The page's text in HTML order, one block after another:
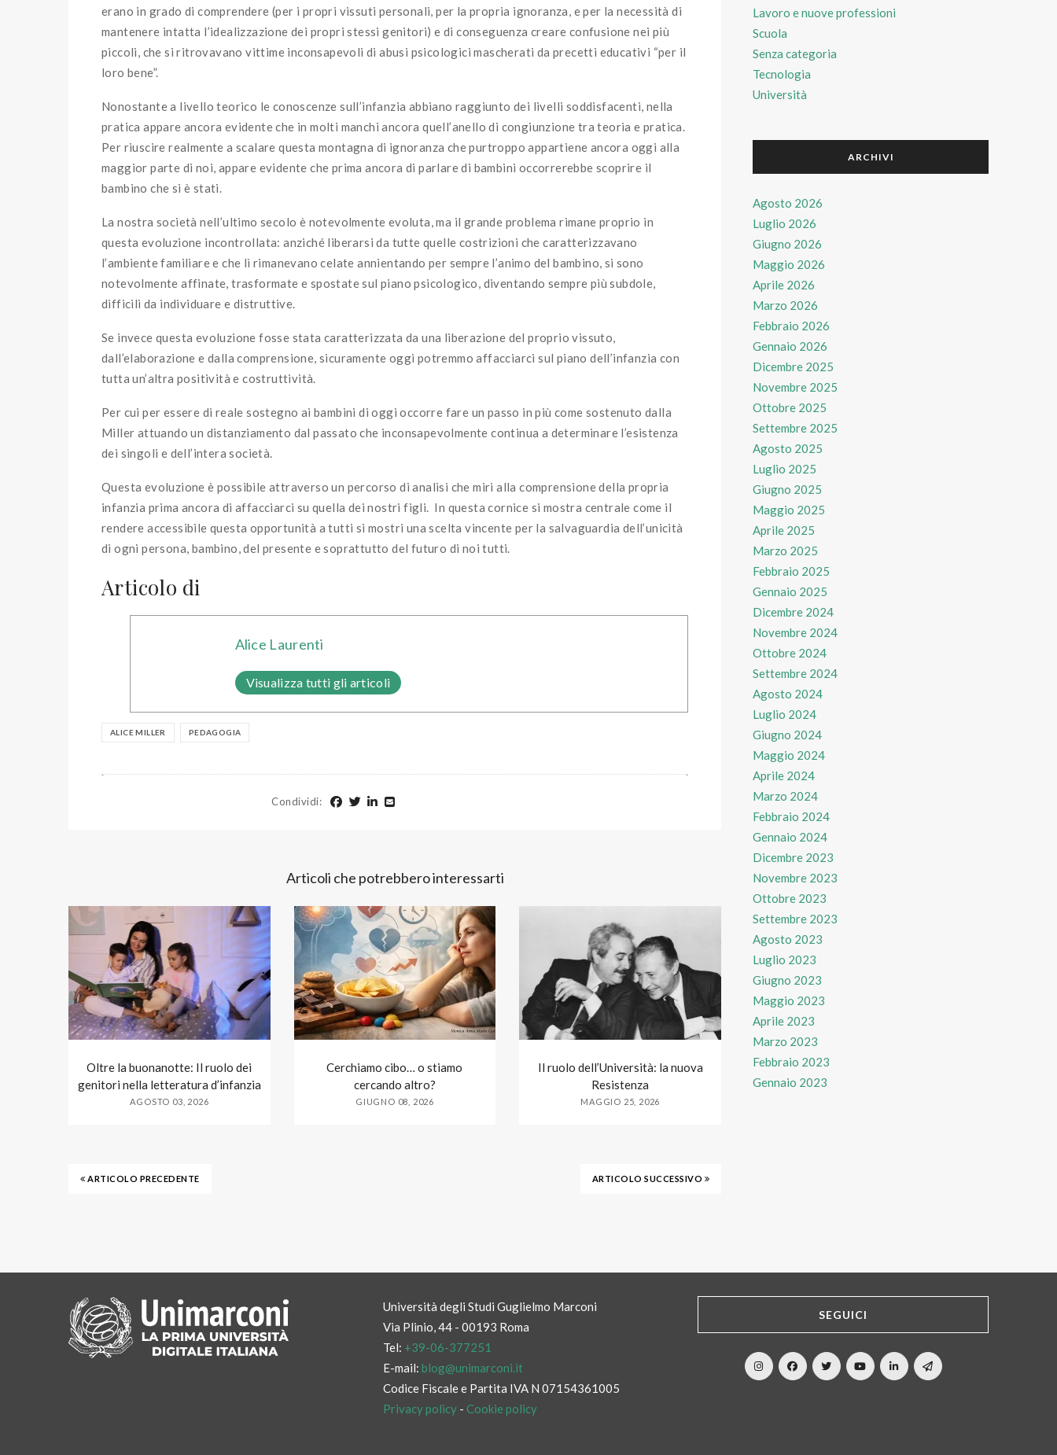
erano in grado di comprendere (per i propri vissuti personali, per la propria ignoranza, e per la necessità di
mantenere intatta l’idealizzazione dei propri stessi genitori) e di conseguenza creare confusione nei più
piccoli, che si ritrovavano vittime inconsapevoli di abusi psicologici mascherati da precetti educativi “per il
loro bene”.
Nonostante a livello teorico le conoscenze sull’infanzia abbiano raggiunto dei livelli soddisfacenti, nella
pratica appare ancora evidente che in molti manchi ancora quell’anello di congiunzione tra teoria e pratica.
Per riuscire realmente a scalare questa montagna di ignoranza che purtroppo appartiene ancora oggi alla
maggior parte di noi, appare evidente che prima ancora di parlare di bambini occorrerebbe scoprire il
bambino che si è stati.
La nostra società nell’ultimo secolo è notevolmente evoluta, ma il grande problema rimane proprio in
questa evoluzione incontrollata: anziché liberarsi da tutte quelle costrizioni che caratterizzavano
l’ambiente familiare e che lì rimanevano celate annientando per sempre l’animo del bambino, si sono
notevolmente affinate, trasformate e spostate sul piano psicologico, diventando sempre più subdole,
difficili da individuare e distruttive.
Se invece questa evoluzione fosse stata caratterizzata da una liberazione del proprio vissuto,
dall’elaborazione e dalla comprensione, sicuramente oggi potremmo affacciarci sul piano dell’infanzia con
tutta un’altra positività e costruttività.
Per cui per essere di reale sostegno ai bambini di oggi occorre fare un passo in più come sostenuto dalla
Miller attuando un distanziamento dal passato che inconsapevolmente continua a determinare l’esistenza
dei singoli e dell’intera società.
Questa evoluzione è possibile attraverso un percorso di analisi che miri alla comprensione della propria
infanzia prima ancora di affacciarci su quella dei nostri figli. In questa cornice si mostra centrale come il
rendere accessibile questa opportunità a tutti si mostri una scelta vincente per la salvaguardia dell’unicità
di ogni persona, bambino, del presente e soprattutto del futuro di noi tutti.
Articolo di
Alice Laurenti
Visualizza tutti gli articoli
ALICE MILLER PEDAGOGIA
Condividi:
Articoli che potrebbero interessarti
Oltre la buonanotte: Il ruolo dei
genitori nella letteratura d’infanzia
AGOSTO 03, 2026
Cerchiamo cibo… o stiamo
cercando altro?
GIUGNO 08, 2026
Il ruolo dell’Università: la nuova
Resistenza
MAGGIO 25, 2026
ARTICOLO PRECEDENTE ARTICOLO SUCCESSIVO
Lavoro e nuove professioni
Scuola
Senza categoria
Tecnologia
Università
ARCHIVI
Agosto 2026
Luglio 2026
Giugno 2026
Maggio 2026
Aprile 2026
Marzo 2026
Febbraio 2026
Gennaio 2026
Dicembre 2025
Novembre 2025
Ottobre 2025
Settembre 2025
Agosto 2025
Luglio 2025
Giugno 2025
Maggio 2025
Aprile 2025
Marzo 2025
Febbraio 2025
Gennaio 2025
Dicembre 2024
Novembre 2024
Ottobre 2024
Settembre 2024
Agosto 2024
Luglio 2024
Giugno 2024
Maggio 2024
Aprile 2024
Marzo 2024
Febbraio 2024
Gennaio 2024
Dicembre 2023
Novembre 2023
Ottobre 2023
Settembre 2023
Agosto 2023
Luglio 2023
Giugno 2023
Maggio 2023
Aprile 2023
Marzo 2023
Febbraio 2023
Gennaio 2023
Università degli Studi Guglielmo Marconi
Via Plinio, 44 - 00193 Roma
Tel: +39-06-377251
E-mail: blog@unimarconi.it
Codice Fiscale e Partita IVA N 07154361005
Privacy policy - Cookie policy
SEGUICI